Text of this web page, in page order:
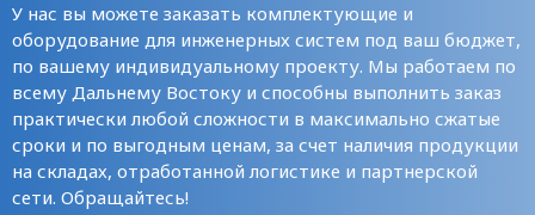
У нас вы можете заказать комплектующие и
оборудование для инженерных систем под ваш бюджет,
по вашему индивидуальному проекту. Мы работаем по
всему Дальнему Востоку и способны выполнить заказ
практически любой сложности в максимально сжатые
сроки и по выгодным ценам, за счет наличия продукции
на складах, отработанной логистике и партнерской
сети. Обращайтесь!